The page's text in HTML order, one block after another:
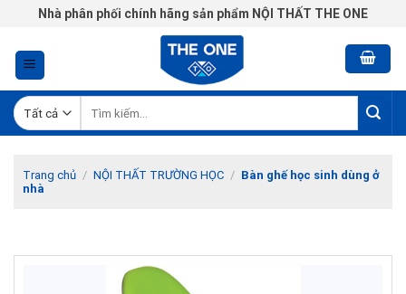
Chuyển
nội
dung
Nhà phân phối chính hãng sản phẩm NỘI THẤT THE ONE
kiếm:
Trang chủ / NỘI THẤT TRƯỜNG HỌC / Bàn ghế học sinh dùng ở
nhà